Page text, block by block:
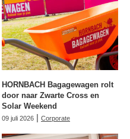
HORNBACH Bagagewagen rolt
door naar Zwarte Cross en
Solar Weekend
09 juli 2026 | Corporate